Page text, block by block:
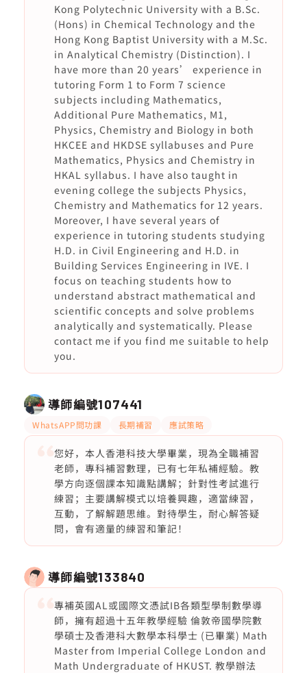
Kong Polytechnic University with a B.Sc.
(Hons) in Chemical Technology and the
Hong Kong Baptist University with a M.Sc.
in Analytical Chemistry (Distinction). I
have more than 20 years’ experience in
tutoring Form 1 to Form 7 science
subjects including Mathematics,
Additional Pure Mathematics, M1,
Physics, Chemistry and Biology in both
HKCEE and HKDSE syllabuses and Pure
Mathematics, Physics and Chemistry in
HKAL syllabus. I have also taught in
evening college the subjects Physics,
Chemistry and Mathematics for 12 years.
Moreover, I have several years of
experience in tutoring students studying
H.D. in Civil Engineering and H.D. in
Building Services Engineering in IVE. I
focus on teaching students how to
understand abstract mathematical and
scientific concepts and solve problems
analytically and systematically. Please
contact me if you find me suitable to help
you.
導師編號107441
WhatsAPP問功課 長期補習 應試策略
您好，本人香港科技大學畢業，現為全職補習
老師，專科補習數理，已有七年私補經驗。教
學方向逐個課本知識點講解；針對性考試進行
練習；主要講解模式以培養興趣，適當練習，
互動，了解解題思維。對待學生，耐心解答疑
問，會有適量的練習和筆記！
導師編號133840
專補英國AL或國際文憑試IB各類型學制數學導
師，擁有超過十五年教學經驗 倫敦帝國學院數
學碩士及香港科大數學本科學士 (已畢業) Math
Master from Imperial College London and
Math Undergraduate of HKUST. 教學辦法